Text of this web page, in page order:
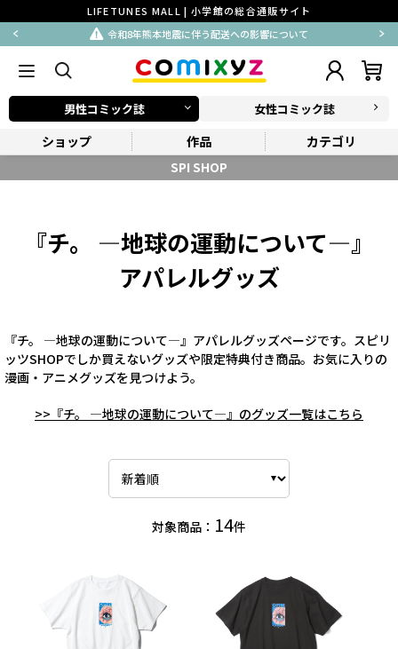
LIFETUNES MALL | 小学館の総合通販サイト
令和8年熊本地震に伴う配送への影響について
男性コミック誌 女性コミック誌
ショップ 作品
カテゴリ
SPI SHOP
『チ。 ―地球の運動について―』
アパレルグッズ
『チ。 ―地球の運動について―』アパレルグッズページです。スピリ
ッツSHOPでしか買えないグッズや限定特典付き商品。お気に入りの
漫画・アニメグッズを見つけよう。
>>『チ。 ―地球の運動について―』のグッズ一覧はこちら
対象商品： 14件